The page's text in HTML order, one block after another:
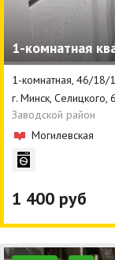
Агентства
Ремонт квартир
Грузовое такси
Способы оплаты
1-комнатная
1-комнатная, 46/18/
г. Минск, Селицкого,
Заводской район
Могилевская
1 400 руб